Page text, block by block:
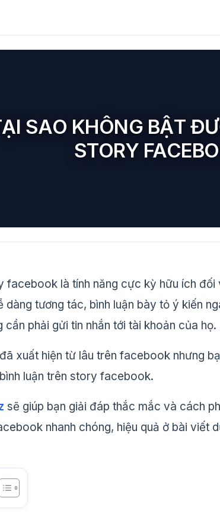
SAO KHÔNG BẬT
STORY
facebook là tính năng cực kỳ hữu ích đối
dàng tương tác, bình luận bày tỏ ý kiến
phải gửi tin nhắn tới tài khoản của họ.
xuất hiện từ lâu trên facebook nhưng
luận trên story facebook.
sẽ giúp bạn giải đáp thắc mắc và cách
nhanh chóng, hiệu quả ở bài viết